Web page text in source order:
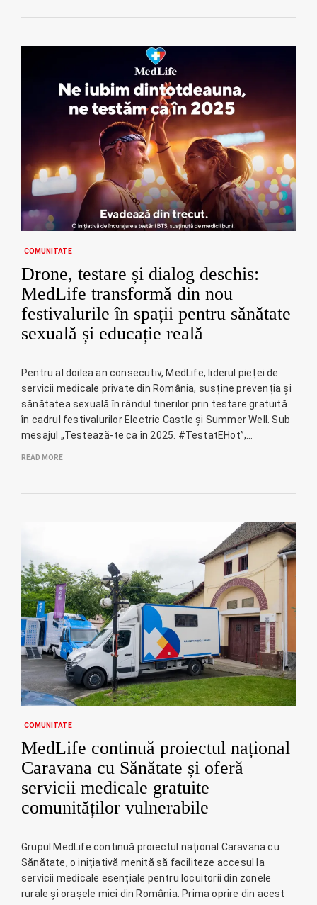
COMUNITATE
Drone, testare și dialog deschis:
MedLife transformă din nou
festivalurile în spații pentru sănătate
sexuală și educație reală
Pentru al doilea an consecutiv, MedLife, liderul pieței de
servicii medicale private din România, susține prevenția și
sănătatea sexuală în rândul tinerilor prin testare gratuită
în cadrul festivalurilor Electric Castle și Summer Well. Sub
mesajul „Testează-te ca în 2025. #TestatEHot”,…
READ MORE
COMUNITATE
MedLife continuă proiectul național
Caravana cu Sănătate și oferă
servicii medicale gratuite
comunităților vulnerabile
Grupul MedLife continuă proiectul național Caravana cu
Sănătate, o inițiativă menită să faciliteze accesul la
servicii medicale esențiale pentru locuitorii din zonele
rurale și orașele mici din România. Prima oprire din acest